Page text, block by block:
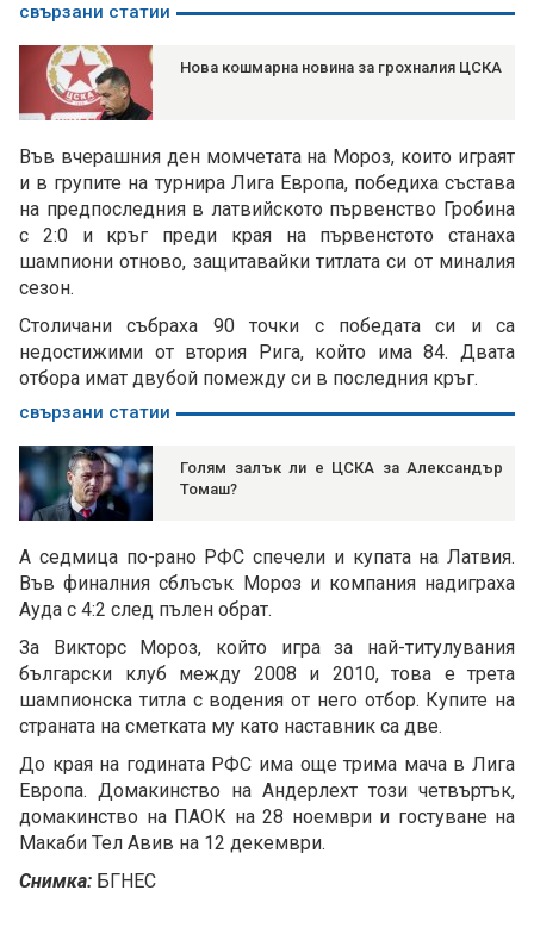
свързани статии
Нова кошмарна новина за грохналия ЦСКА
Във вчерашния ден момчетата на Мороз, които играят
и в групите на турнира Лига Европа, победиха състава
на предпоследния в латвийското първенство Гробина
с 2:0 и кръг преди края на първенстото станаха
шампиони отново, защитавайки титлата си от миналия
сезон.
Столичани събраха 90 точки с победата си и са
недостижими от втория Рига, който има 84. Двата
отбора имат двубой помежду си в последния кръг.
свързани статии
Голям залък ли е ЦСКА за Александър
Томаш?
А седмица по-рано РФС спечели и купата на Латвия.
Във финалния сблъсък Мороз и компания надиграха
Ауда с 4:2 след пълен обрат.
За Викторс Мороз, който игра за най-титулувания
български клуб между 2008 и 2010, това е трета
шампионска титла с водения от него отбор. Купите на
страната на сметката му като наставник са две.
До края на годината РФС има още трима мача в Лига
Европа. Домакинство на Андерлехт този четвъртък,
домакинство на ПАОК на 28 ноември и гостуване на
Макаби Тел Авив на 12 декември.
Снимка: БГНЕС